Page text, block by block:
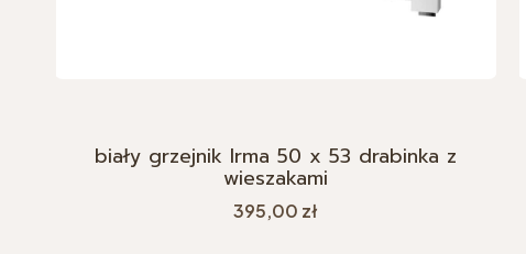
biały grzejnik Irma 50 x 53 drabinka z
wieszakami
Cena
395,00 zł